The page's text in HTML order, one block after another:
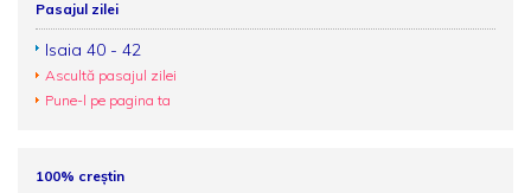
Pasajul zilei
Isaia 40 - 42
Ascultă pasajul zilei
Pune-l pe pagina ta
100% creștin